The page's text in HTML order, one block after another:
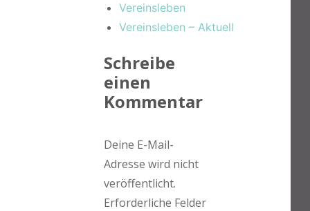
Vereinsleben
Vereinsleben – Aktuell
Schreibe
einen
Kommentar
Deine E-Mail-
Adresse wird nicht
veröffentlicht.
Erforderliche Felder